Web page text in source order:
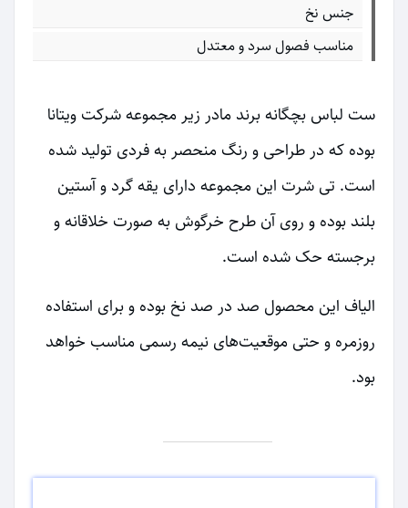
جنس نخ
مناسب فصول سرد و معتدل
ست لباس بچگانه برند مادر زیر مجموعه شرکت ویتانا
بوده که در طراحی و رنگ منحصر به فردی تولید شده
است. تی شرت این مجموعه دارای یقه گرد و آستین
بلند بوده و روی آن طرح خرگوش به صورت خلاقانه و
برجسته حک شده است.
الیاف این محصول صد در صد نخ بوده و برای استفاده
روزمره و حتی موقعیت‌های نیمه رسمی مناسب خواهد
بود.